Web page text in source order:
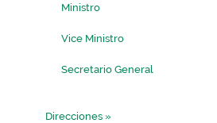
Ministro
Vice Ministro
Secretario General
Direcciones»